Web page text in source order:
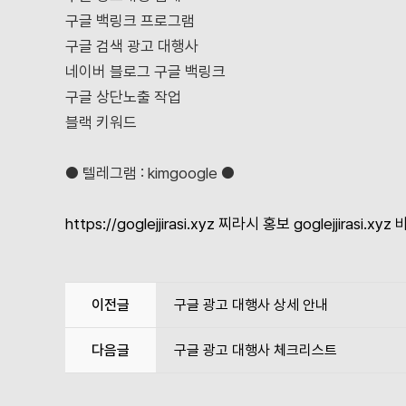
구글 백링크 프로그램
구글 검색 광고 대행사
네이버 블로그 구글 백링크
구글 상단노출 작업
블랙 키워드
● 텔레그램 : kimgoogle ●
https://goglejjirasi.xyz 찌라시 홍보 goglejjirasi.xyz 바
이전글 구글 광고 대행사 상세 안내
다음글 구글 광고 대행사 체크리스트